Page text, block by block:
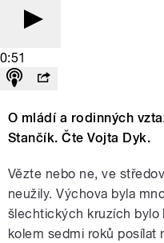
0:51
O mládí a rodinných
Stančík. Čte Vojta Dyk.
Vězte nebo ne, ve
neužily. Výchova byla
šlechtických kruzích bylo
kolem sedmi roků posílat